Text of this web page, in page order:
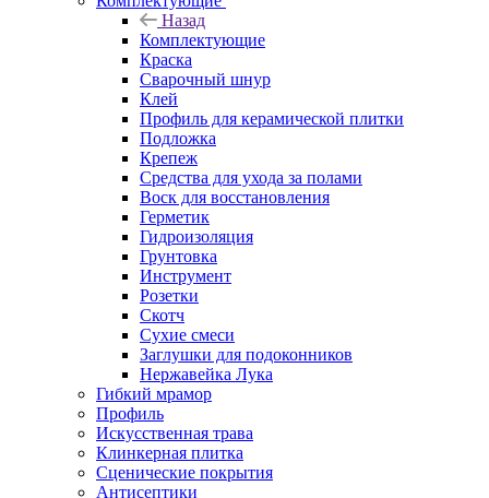
Назад
Комплектующие
Краска
Сварочный шнур
Клей
Профиль для керамической плитки
Подложка
Крепеж
Средства для ухода за полами
Воск для восстановления
Герметик
Гидроизоляция
Грунтовка
Инструмент
Розетки
Скотч
Сухие смеси
Заглушки для подоконников
Нержавейка Лука
Гибкий мрамор
Профиль
Искусственная трава
Клинкерная плитка
Сценические покрытия
Антисептики